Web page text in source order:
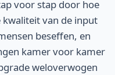
voor stap door hoe
van de input
beseffen, en
kamer voor kamer
weloverwogen